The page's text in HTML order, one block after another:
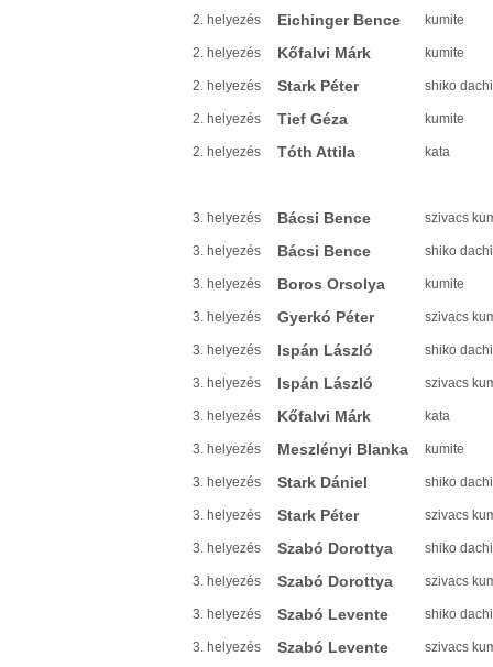
2. helyezés Eichinger Bence kumite
2. helyezés Kőfalvi Márk kumite
2. helyezés Stark Péter shiko
2. helyezés Tief Géza kumite
2. helyezés Tóth Attila kata
3. helyezés Bácsi Bence szivacs
3. helyezés Bácsi Bence shiko
3. helyezés Boros Orsolya kumite
3. helyezés Gyerkó Péter szivacs
3. helyezés Ispán László shiko
3. helyezés Ispán László szivacs
3. helyezés Kőfalvi Márk kata
3. helyezés Meszlényi Blanka kumite
3. helyezés Stark Dániel shiko
3. helyezés Stark Péter szivacs
3. helyezés Szabó Dorottya shiko
3. helyezés Szabó Dorottya szivacs
3. helyezés Szabó Levente shiko
3. helyezés Szabó Levente szivacs